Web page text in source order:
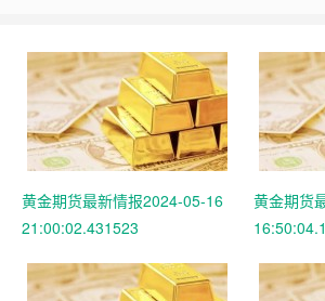
黄金期货最新情报2024-05-16
21:00:02.431523
黄金期货